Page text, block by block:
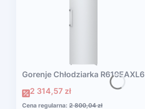
Gorenje Chłodziarka R619EAXL6
Cena promocyjna
2 314,57 zł
Cena regularna: 2 800,04 zł